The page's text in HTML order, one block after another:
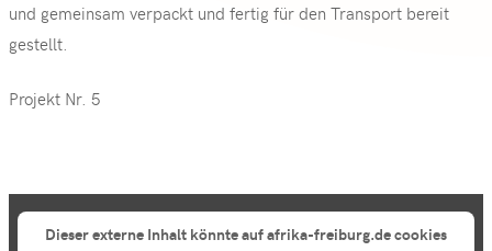
und gemeinsam verpackt und fertig für den Transport bereit
gestellt.
Projekt Nr. 5
Dieser externe Inhalt könnte auf afrika-freiburg.de cookies